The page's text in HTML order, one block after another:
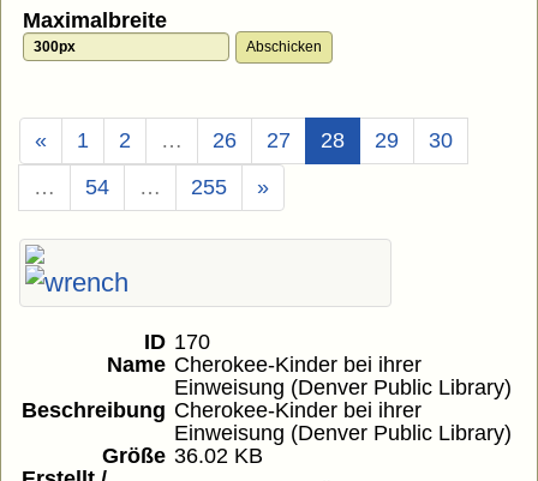
Maximalbreite
« 1 2 … 26 27 28(Aktuell)
29
30
…
54 … 255 »
ID 170
Name Cherokee-Kinder bei ihrer
Einweisung (Denver Public Library)
Beschreibung Cherokee-Kinder bei ihrer
Einweisung (Denver Public Library)
Größe 36.02 KB